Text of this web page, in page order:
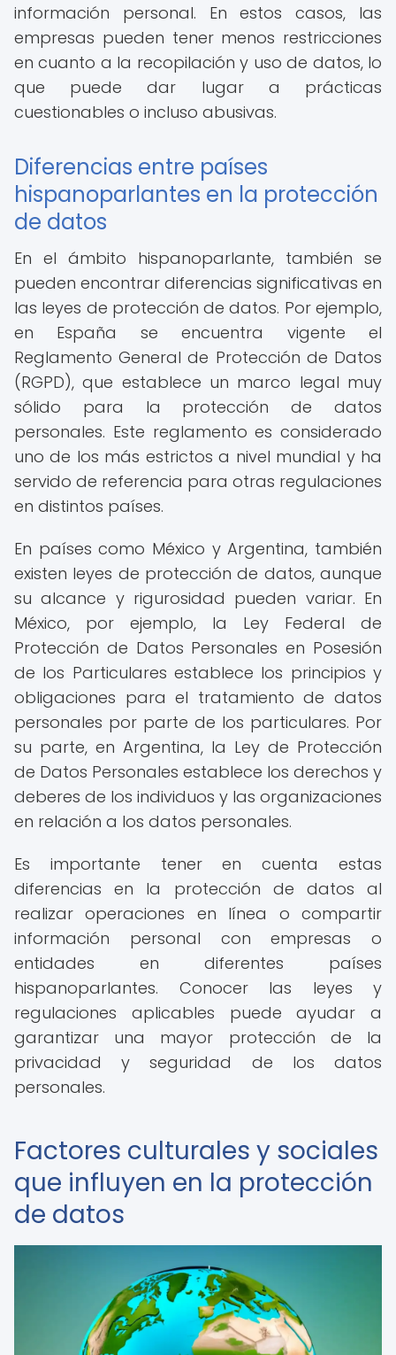
información personal. En estos casos, las
empresas pueden tener menos restricciones
en cuanto a la recopilación y uso de datos, lo
que puede dar lugar a prácticas
cuestionables o incluso abusivas.
Diferencias entre países
hispanoparlantes en la protección
de datos
En el ámbito hispanoparlante, también se
pueden encontrar diferencias significativas en
las leyes de protección de datos. Por ejemplo,
en España se encuentra vigente el
Reglamento General de Protección de Datos
(RGPD), que establece un marco legal muy
sólido para la protección de datos
personales. Este reglamento es considerado
uno de los más estrictos a nivel mundial y ha
servido de referencia para otras regulaciones
en distintos países.
En países como México y Argentina, también
existen leyes de protección de datos, aunque
su alcance y rigurosidad pueden variar. En
México, por ejemplo, la Ley Federal de
Protección de Datos Personales en Posesión
de los Particulares establece los principios y
obligaciones para el tratamiento de datos
personales por parte de los particulares. Por
su parte, en Argentina, la Ley de Protección
de Datos Personales establece los derechos y
deberes de los individuos y las organizaciones
en relación a los datos personales.
Es importante tener en cuenta estas
diferencias en la protección de datos al
realizar operaciones en línea o compartir
información personal con empresas o
entidades en diferentes países
hispanoparlantes. Conocer las leyes y
regulaciones aplicables puede ayudar a
garantizar una mayor protección de la
privacidad y seguridad de los datos
personales.
Factores culturales y sociales
que influyen en la protección
de datos